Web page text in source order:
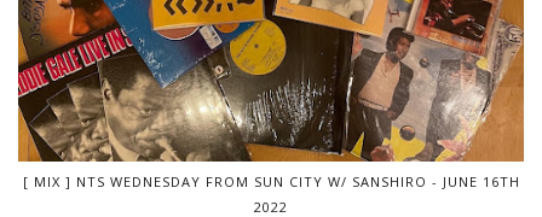
[ MIX ] NTS WEDNESDAY FROM SUN CITY W/ SANSHIRO - JUNE 16TH
2022